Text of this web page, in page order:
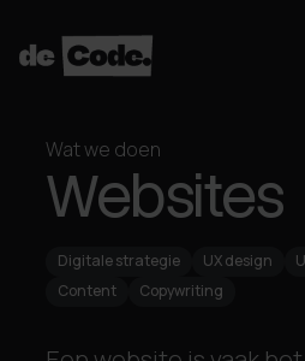
Wat we doen
Websites
Digitale strategie UX design
Content
Copywriting